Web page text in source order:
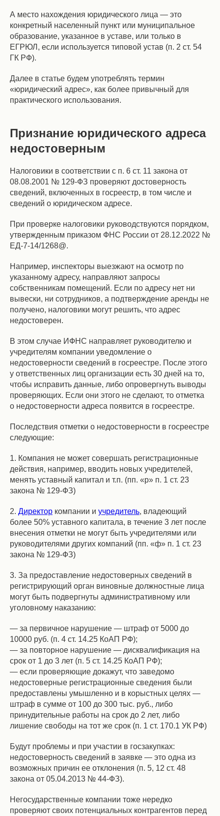
А место нахождения юридического лица — это
конкретный населенный пункт или муниципальное
образование, указанное в уставе, или только в
ЕГРЮЛ, если используется типовой устав (п. 2 ст. 54
ГК РФ).
Далее в статье будем употреблять термин
«юридический адрес», как более привычный для
практического использования.
Признание юридического адреса
недостоверным
Налоговики в соответствии с п. 6 ст. 11 закона от
08.08.2001 № 129-ФЗ проверяют достоверность
сведений, включенных в госреестр, в том числе и
сведений о юридическом адресе.
При проверке налоговики руководствуются порядком,
утвержденным приказом ФНС России от 28.12.2022 №
ЕД-7-14/1268@.
Например, инспекторы выезжают на осмотр по
указанному адресу, направляют запросы
собственникам помещений. Если по адресу нет ни
вывески, ни сотрудников, а подтверждение аренды не
получено, налоговики могут решить, что адрес
недостоверен.
В этом случае ИФНС направляет руководителю и
учредителям компании уведомление о
недостоверности сведений в госреестре. После этого
у ответственных лиц организации есть 30 дней на то,
чтобы исправить данные, либо опровергнуть выводы
проверяющих. Если они этого не сделают, то отметка
о недостоверности адреса появится в госреестре.
Последствия отметки о недостоверности в госреестре
следующие:
1. Компания не может совершать регистрационные
действия, например, вводить новых учредителей,
менять уставный капитал и т.п. (пп. «р» п. 1 ст. 23
закона № 129-ФЗ)
2. Директор компании и учредитель, владеющий
более 50% уставного капитала, в течение 3 лет после
внесения отметки не могут быть учредителями или
руководителями других компаний (пп. «ф» п. 1 ст. 23
закона № 129-ФЗ)
3. За предоставление недостоверных сведений в
регистрирующий орган виновные должностные лица
могут быть подвергнуты административному или
уголовному наказанию:
— за первичное нарушение — штраф от 5000 до
10000 руб. (п. 4 ст. 14.25 КоАП РФ);
— за повторное нарушение — дисквалификация на
срок от 1 до 3 лет (п. 5 ст. 14.25 КоАП РФ);
— если проверяющие докажут, что заведомо
недостоверные регистрационные сведения были
предоставлены умышленно и в корыстных целях —
штраф в сумме от 100 до 300 тыс. руб., либо
принудительные работы на срок до 2 лет, либо
лишение свободы на тот же срок (п. 1 ст. 170.1 УК РФ)
Будут проблемы и при участии в госзакупках:
недостоверность сведений в заявке — это одна из
возможных причин ее отклонения (п. 5, 12 ст. 48
закона от 05.04.2013 № 44-ФЗ).
Негосударственные компании тоже нередко
проверяют своих потенциальных контрагентов перед